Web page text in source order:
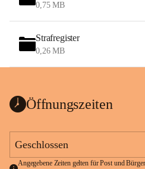
0,75 MB
Strafregister
0,26 MB
Öffnungszeiten
Geschlossen
Angegebene Zeiten gelten für Post und